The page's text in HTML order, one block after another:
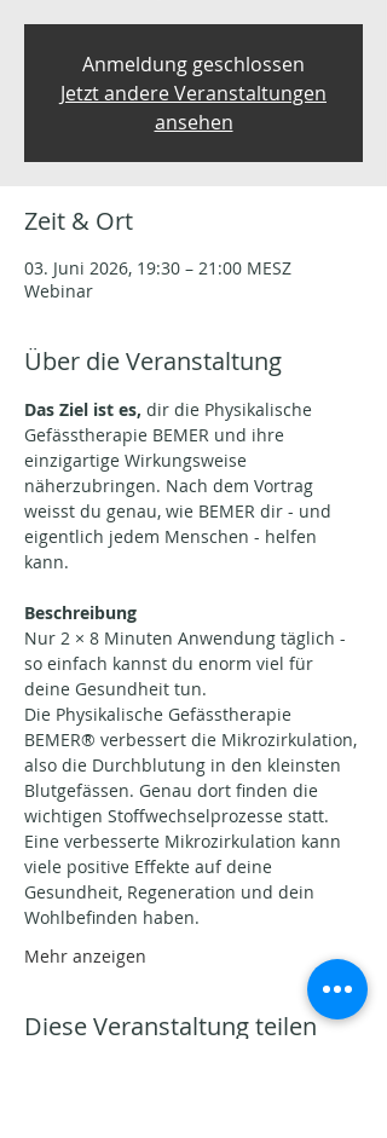
Anmeldung geschlossen
Jetzt andere Veranstaltungen
ansehen
Zeit & Ort
03. Juni 2026, 19:30 – 21:00 MESZ
Webinar
Über die Veranstaltung
Das Ziel ist es, dir die Physikalische
Gefässtherapie BEMER und ihre
einzigartige Wirkungsweise
näherzubringen. Nach dem Vortrag
weisst du genau, wie BEMER dir - und
eigentlich jedem Menschen - helfen
kann.
Beschreibung
Nur 2 × 8 Minuten Anwendung täglich -
so einfach kannst du enorm viel für
deine Gesundheit tun.
Die Physikalische Gefässtherapie
BEMER® verbessert die Mikrozirkulation,
also die Durchblutung in den kleinsten
Blutgefässen. Genau dort finden die
wichtigen Stoffwechselprozesse statt.
Eine verbesserte Mikrozirkulation kann
viele positive Effekte auf deine
Gesundheit, Regeneration und dein
Wohlbefinden haben.
Mehr anzeigen
Diese Veranstaltung teilen